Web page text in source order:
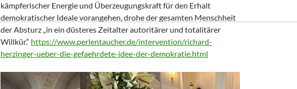
kämpferischer Energie und Überzeugungskraft für den Erhalt
demokratischer Ideale vorangehen, drohe der gesamten Menschheit
der Absturz „in ein düsteres Zeitalter autoritärer und totalitärer
Willkür.“ https://www.perlentaucher.de/intervention/richard-
herzinger-ueber-die-gefaehrdete-idee-der-demokratie.html